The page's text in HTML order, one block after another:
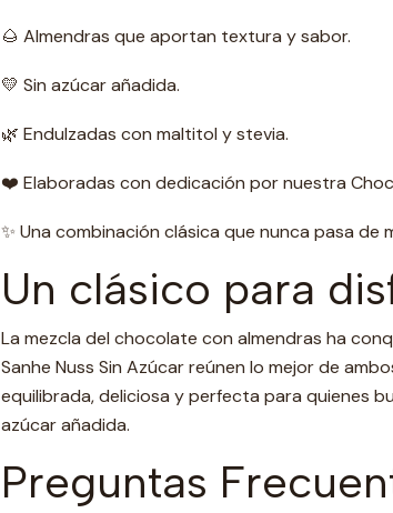
🌰 Almendras que aportan textura y sabor.
💛 Sin azúcar añadida.
🌿 Endulzadas con maltitol y stevia.
❤️ Elaboradas con dedicación por nuestra
✨ Una combinación clásica que nunca pasa de
Un clásico para
La mezcla del chocolate con almendras ha
Sanhe Nuss Sin Azúcar reúnen lo mejor de
equilibrada, deliciosa y perfecta para quienes
azúcar añadida.
Preguntas